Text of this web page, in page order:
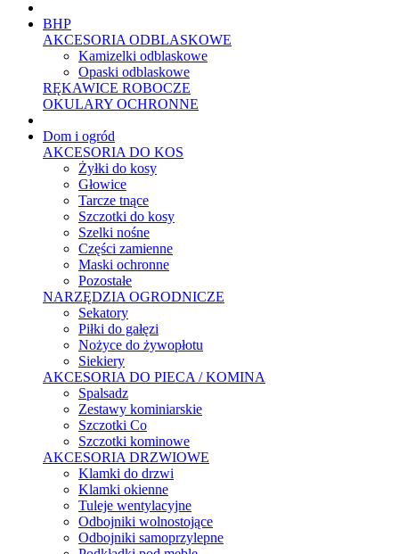
BHP
AKCESORIA ODBLASKOWE
Kamizelki odblaskowe
Opaski odblaskowe
RĘKAWICE ROBOCZE
OKULARY OCHRONNE
Dom i ogród
AKCESORIA DO KOS
Żyłki do kosy
Głowice
Tarcze tnące
Szczotki do kosy
Szelki nośne
Części zamienne
Maski ochronne
Pozostałe
NARZĘDZIA OGRODNICZE
Sekatory
Piłki do gałęzi
Nożyce do żywopłotu
Siekiery
AKCESORIA DO PIECA / KOMINA
Spalsadz
Zestawy kominiarskie
Szczotki Co
Szczotki kominowe
AKCESORIA DRZWIOWE
Klamki do drzwi
Klamki okienne
Tuleje wentylacyjne
Odbojniki wolnostojące
Odbojniki samoprzylepne